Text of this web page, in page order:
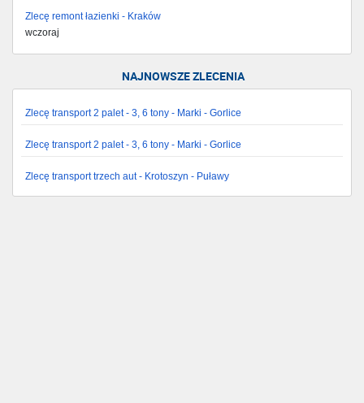
Zlecę remont łazienki - Kraków
wczoraj
NAJNOWSZE ZLECENIA
Zlecę transport 2 palet - 3, 6 tony - Marki - Gorlice
Zlecę transport 2 palet - 3, 6 tony - Marki - Gorlice
Zlecę transport trzech aut - Krotoszyn - Puławy